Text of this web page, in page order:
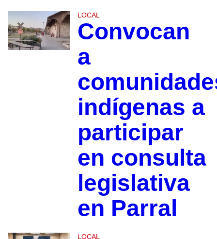
LOCAL
Convocan
a
indígenas a
participar
en consulta
legislativa
en Parral
LOCAL